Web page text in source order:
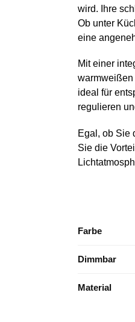
wird. Ihre
Ob unter
eine
Mit einer
warmweißen
ideal für
regulieren
Egal, ob Sie
Sie die
Farbe
Dimmbar
Material